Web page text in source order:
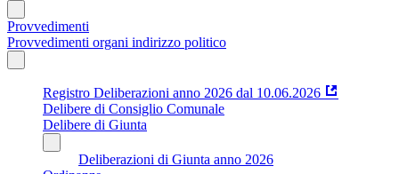
Provvedimenti
Provvedimenti organi indirizzo politico
Registro Deliberazioni anno 2026 dal 10.06.2026
Delibere di Consiglio Comunale
Delibere di Giunta
Deliberazioni di Giunta anno 2026